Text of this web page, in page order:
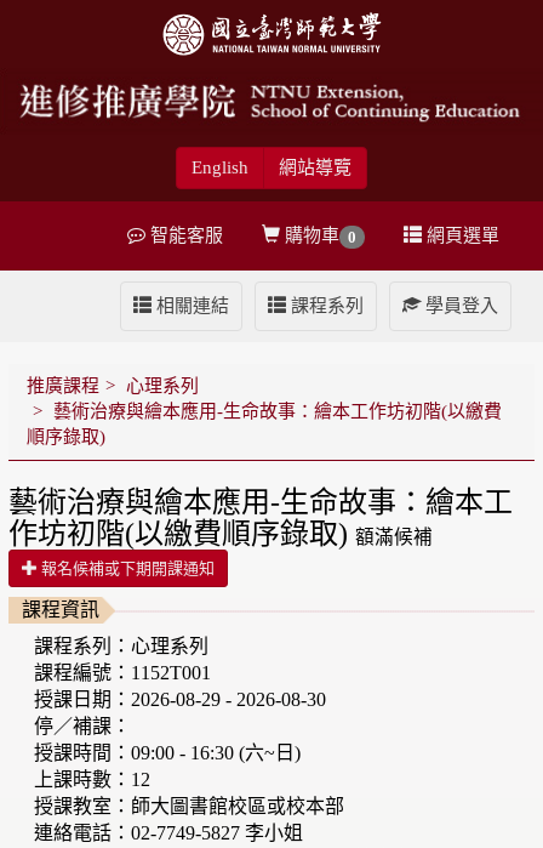
English 網站導覽
網頁選單
購物車 0
智能客服
學員登入
課程系列
相關連結
推廣課程
心理系列
藝術治療與繪本應用-生命故事：繪本工作坊初階(以繳費
順序錄取)
藝術治療與繪本應用-生命故事：繪本工
作坊初階(以繳費順序錄取) 額滿候補
報名候補或下期開課通知
課程資訊
課程系列：心理系列
課程編號：1152T001
授課日期：2026-08-29 - 2026-08-30
停／補課：
授課時間：09:00 - 16:30 (六~日)
上課時數：12
授課教室：師大圖書館校區或校本部
連絡電話：02-7749-5827 李小姐